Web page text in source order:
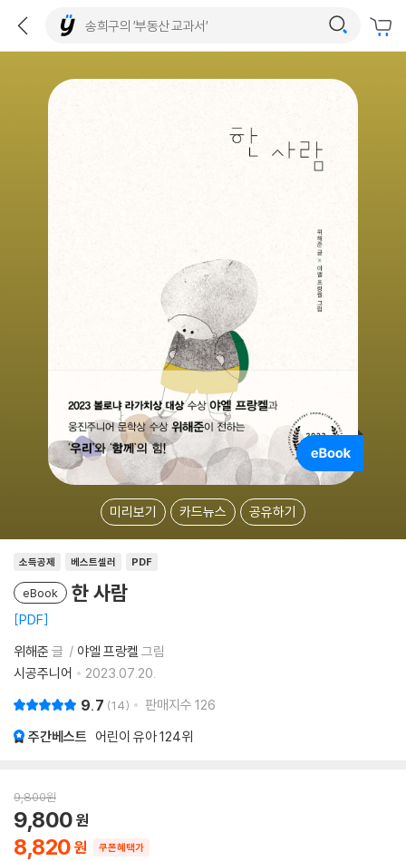
미리보기 카드뉴스 공유하기
소득공제 베스트셀러 PDF
eBook 한 사람
PDF
위해준 글 야엘 프랑켈 그림
시공주니어
2023.07.20.
9.7 14 판매지수 126
주간베스트 어린이 유아124위
9,800원
8,820
9,800
쿠폰혜택가